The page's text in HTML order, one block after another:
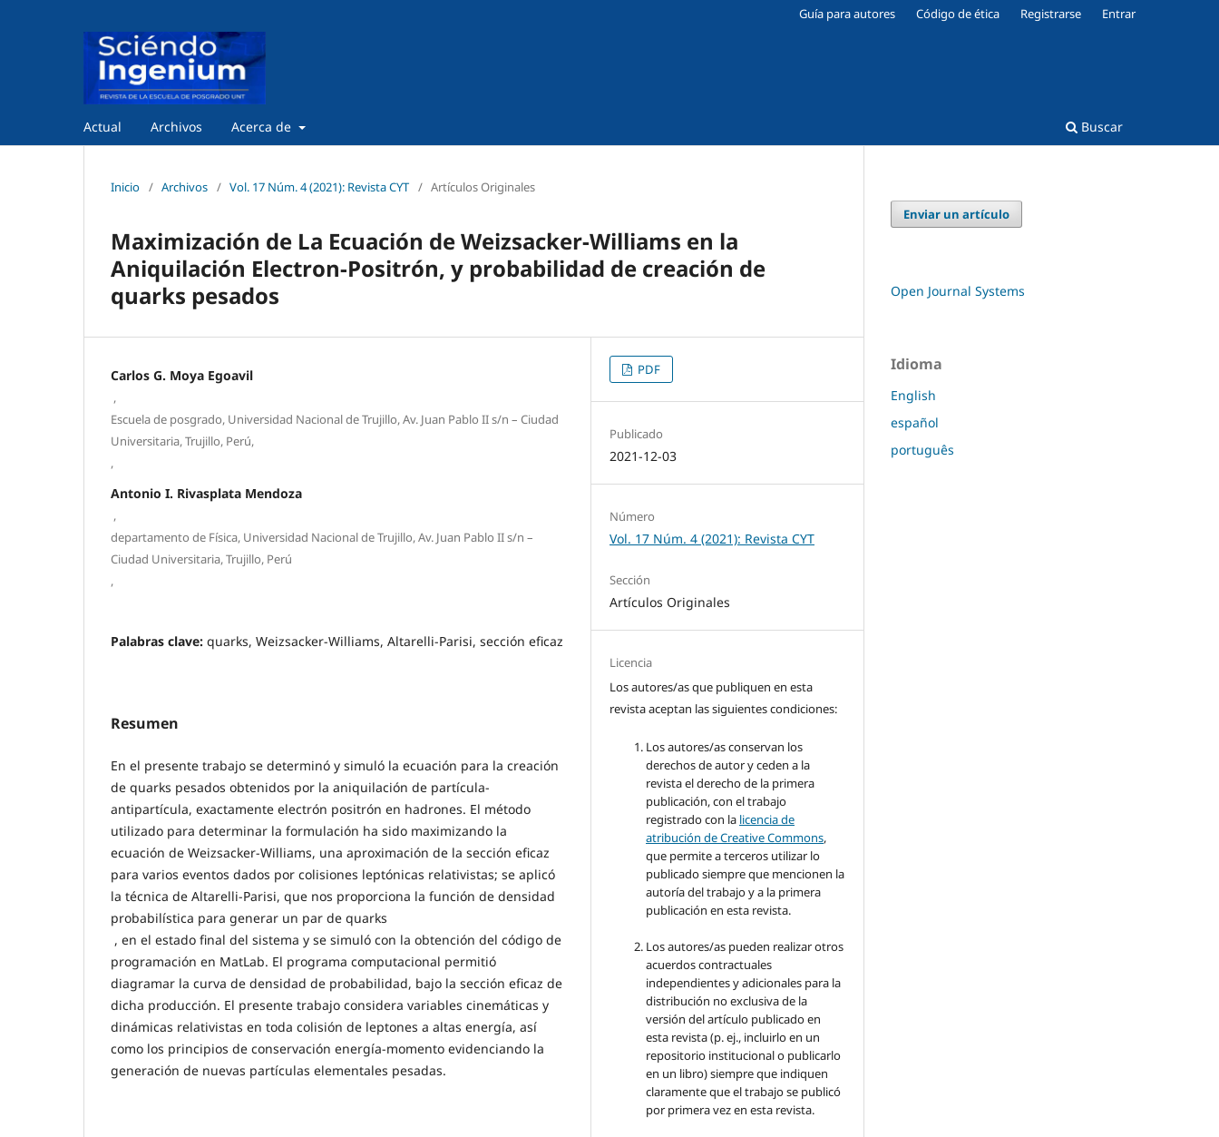
Actual Archivos Acerca de Buscar
Guía para autores Código de ética Registrarse Entrar
Inicio / Archivos / Vol. 17 Núm. 4 (2021): Revista CYT / Artículos Originales
Maximización de La Ecuación de Weizsacker-Williams en la
Aniquilación Electron-Positrón, y probabilidad de creación de
quarks pesados
Carlos G. Moya Egoavil
,
Escuela de posgrado, Universidad Nacional de Trujillo, Av. Juan Pablo II s/n – Ciudad
Universitaria, Trujillo, Perú,
,
Antonio I. Rivasplata Mendoza
,
departamento de Física, Universidad Nacional de Trujillo, Av. Juan Pablo II s/n –
Ciudad Universitaria, Trujillo, Perú
,
Palabras clave: quarks, Weizsacker-Williams, Altarelli-Parisi, sección eficaz
Resumen
En el presente trabajo se determinó y simuló la ecuación para la creación
de quarks pesados obtenidos por la aniquilación de partícula-
antipartícula, exactamente electrón positrón en hadrones. El método
utilizado para determinar la formulación ha sido maximizando la
ecuación de Weizsacker-Williams, una aproximación de la sección eficaz
para varios eventos dados por colisiones leptónicas relativistas; se aplicó
la técnica de Altarelli-Parisi, que nos proporciona la función de densidad
probabilística para generar un par de quarks
, en el estado final del sistema y se simuló con la obtención del código de
programación en MatLab. El programa computacional permitió
diagramar la curva de densidad de probabilidad, bajo la sección eficaz de
dicha producción. El presente trabajo considera variables cinemáticas y
dinámicas relativistas en toda colisión de leptones a altas energía, así
como los principios de conservación energía-momento evidenciando la
generación de nuevas partículas elementales pesadas.
PDF
Publicado
2021-12-03
Número
Vol. 17 Núm. 4 (2021): Revista CYT
Sección
Artículos Originales
Licencia
Los autores/as que publiquen en esta
revista aceptan las siguientes condiciones:
Los autores/as conservan los
derechos de autor y ceden a la
revista el derecho de la primera
publicación, con el trabajo
registrado con la licencia de
atribución de Creative Commons,
que permite a terceros utilizar lo
publicado siempre que mencionen la
autoría del trabajo y a la primera
publicación en esta revista.
Los autores/as pueden realizar otros
acuerdos contractuales
independientes y adicionales para la
distribución no exclusiva de la
versión del artículo publicado en
esta revista (p. ej., incluirlo en un
repositorio institucional o publicarlo
en un libro) siempre que indiquen
claramente que el trabajo se publicó
por primera vez en esta revista.
Enviar un artículo
Open Journal Systems
Idioma
English
español
português